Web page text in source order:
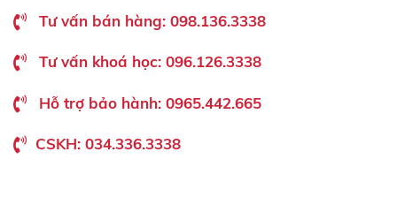
Tư vấn bán hàng: 098.136.3338
Tư vấn khoá học: 096.126.3338
Hỗ trợ bảo hành: 0965.442.665
CSKH: 034.336.3338